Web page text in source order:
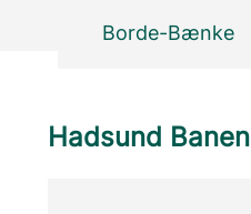
Borde-Bænke
Hadsund Banen